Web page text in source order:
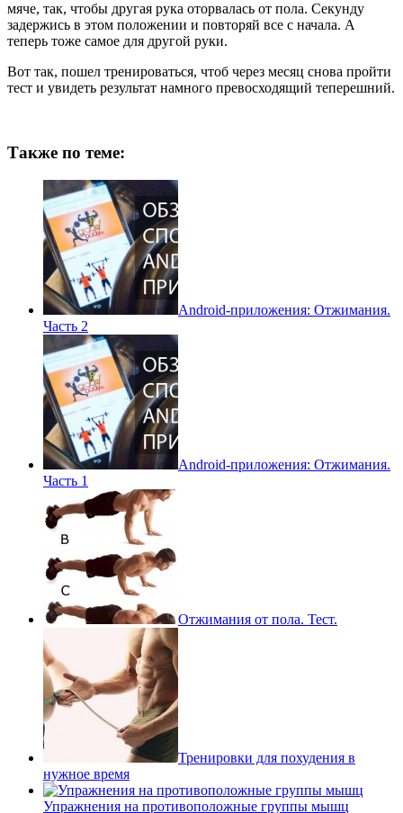
мяче, так, чтобы другая рука оторвалась от пола. Секунду
задержись в этом положении и повторяй все с начала. А
теперь тоже самое для другой руки.
Вот так, пошел тренироваться, чтоб через месяц снова пройти
тест и увидеть результат намного превосходящий теперешний.
Также по теме:
Android-приложения: Отжимания.
Часть 2
Android-приложения: Отжимания.
Часть 1
Отжимания от пола. Тест.
Тренировки для похудения в
нужное время
Упражнения на противоположные группы мышц